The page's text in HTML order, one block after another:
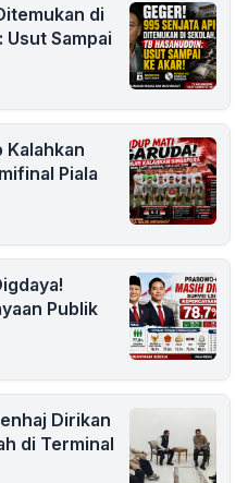
di
Sampai
Kalahkan
Piala
Publik
Dirikan
di Terminal